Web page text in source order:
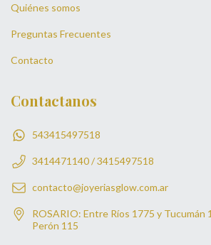
Quiénes somos
Preguntas Frecuentes
Contacto
Contactanos
543415497518
3414471140 / 3415497518
contacto@joyeriasglow.com.ar
ROSARIO: Entre Ríos 1775 y Tucumán
Perón 115